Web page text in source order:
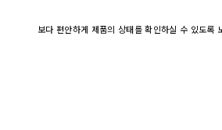
보다 편안하게 제품의 상태를 확인하실 수 있도록